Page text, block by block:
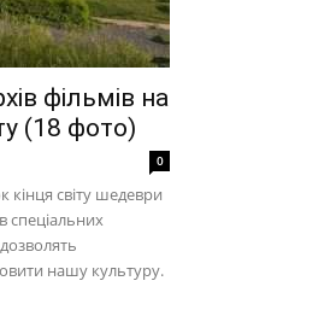
фільмів на
(18 фото)
0
світу шедеври
спеціальних
нашу культуру.